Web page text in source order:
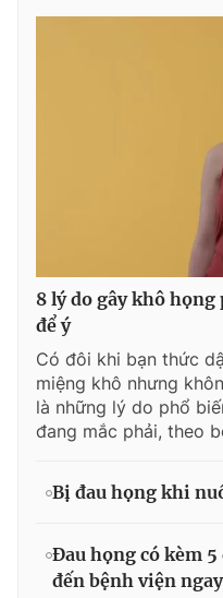
8 lý do gây khô
để ý
Có đôi khi bạn thức
miệng khô nhưng
là những lý do phổ
đang mắc phải, theo
Bị đau họng khi
Đau họng có kèm
đến bệnh viện ngay